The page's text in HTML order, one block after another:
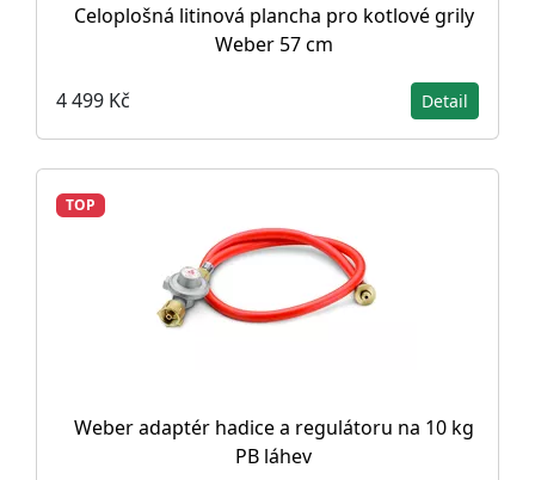
Celoplošná litinová plancha pro kotlové grily
Weber 57 cm
4 499 Kč Detail
TOP
Weber adaptér hadice a regulátoru na 10 kg
PB láhev